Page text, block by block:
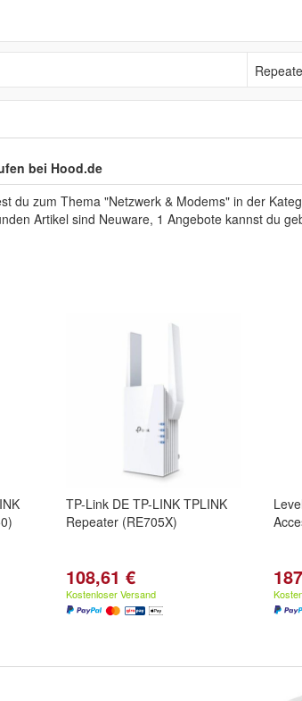
Repeater
bei Hood.de
du zum Thema "Netzwerk & Modems" in der
Artikel sind Neuware, 1 Angebote kannst du
TP-Link DE TP-LINK TPLINK
Repeater (RE705X)
108,61 €
Kostenloser Versand